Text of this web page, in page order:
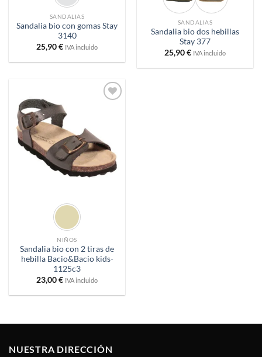
SANDALIAS
Sandalia bio con gomas Stay
3140
25,90€ IVA incluido
SANDALIAS
Sandalia bio dos hebillas
Stay 377
25,90€ IVA incluido
NIÑOS
Sandalia bio con 2 tiras de
hebilla Bacio&Bacio kids-
1125c3
23,00€ IVA incluido
NUESTRA DIRECCIÓN